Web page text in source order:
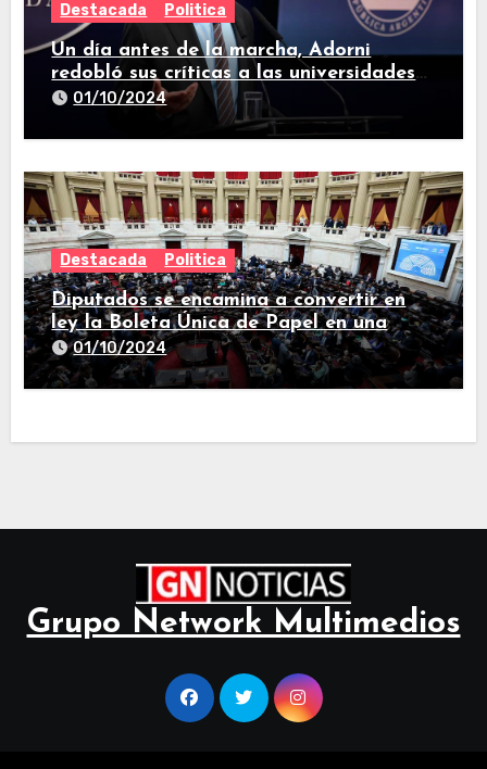
Destacada Politica
Un día antes de la marcha, Adorni
redobló sus críticas a las universidades
nacionales
01/10/2024
Destacada Politica
Diputados se encamina a convertir en
ley la Boleta Única de Papel en una
larga sesión
01/10/2024
Grupo Network Multimedios